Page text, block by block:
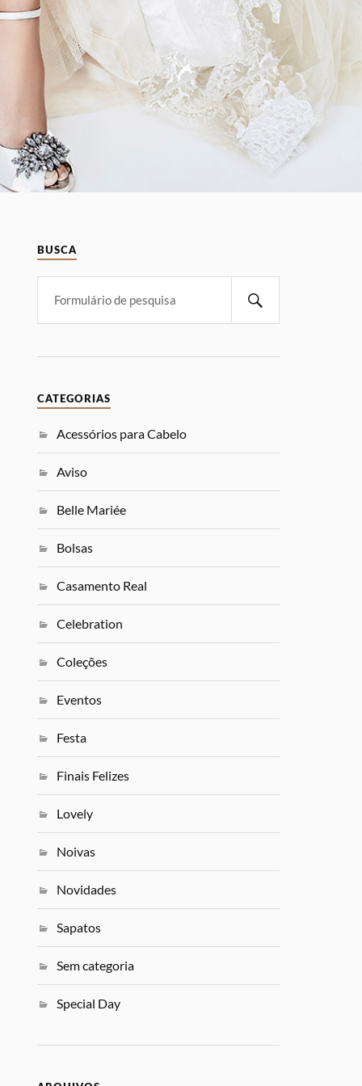
BUSCA
CATEGORIAS
Acessórios para Cabelo
Aviso
Belle Mariée
Bolsas
Casamento Real
Celebration
Coleções
Eventos
Festa
Finais Felizes
Lovely
Noivas
Novidades
Sapatos
Sem categoria
Special Day